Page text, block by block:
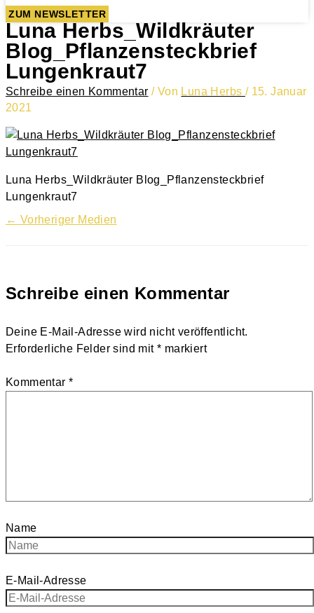
ZUM NEWSLETTER
Luna Herbs_Wildkräuter
Blog_Pflanzensteckbrief
Lungenkraut7
Schreibe einen Kommentar / Von Luna Herbs / 15. Januar
2021
Luna Herbs_Wildkräuter Blog_Pflanzensteckbrief
Lungenkraut7
← Vorheriger Medien
Schreibe einen Kommentar
Deine E-Mail-Adresse wird nicht veröffentlicht.
Erforderliche Felder sind mit * markiert
Kommentar*
Name
E-Mail-Adresse